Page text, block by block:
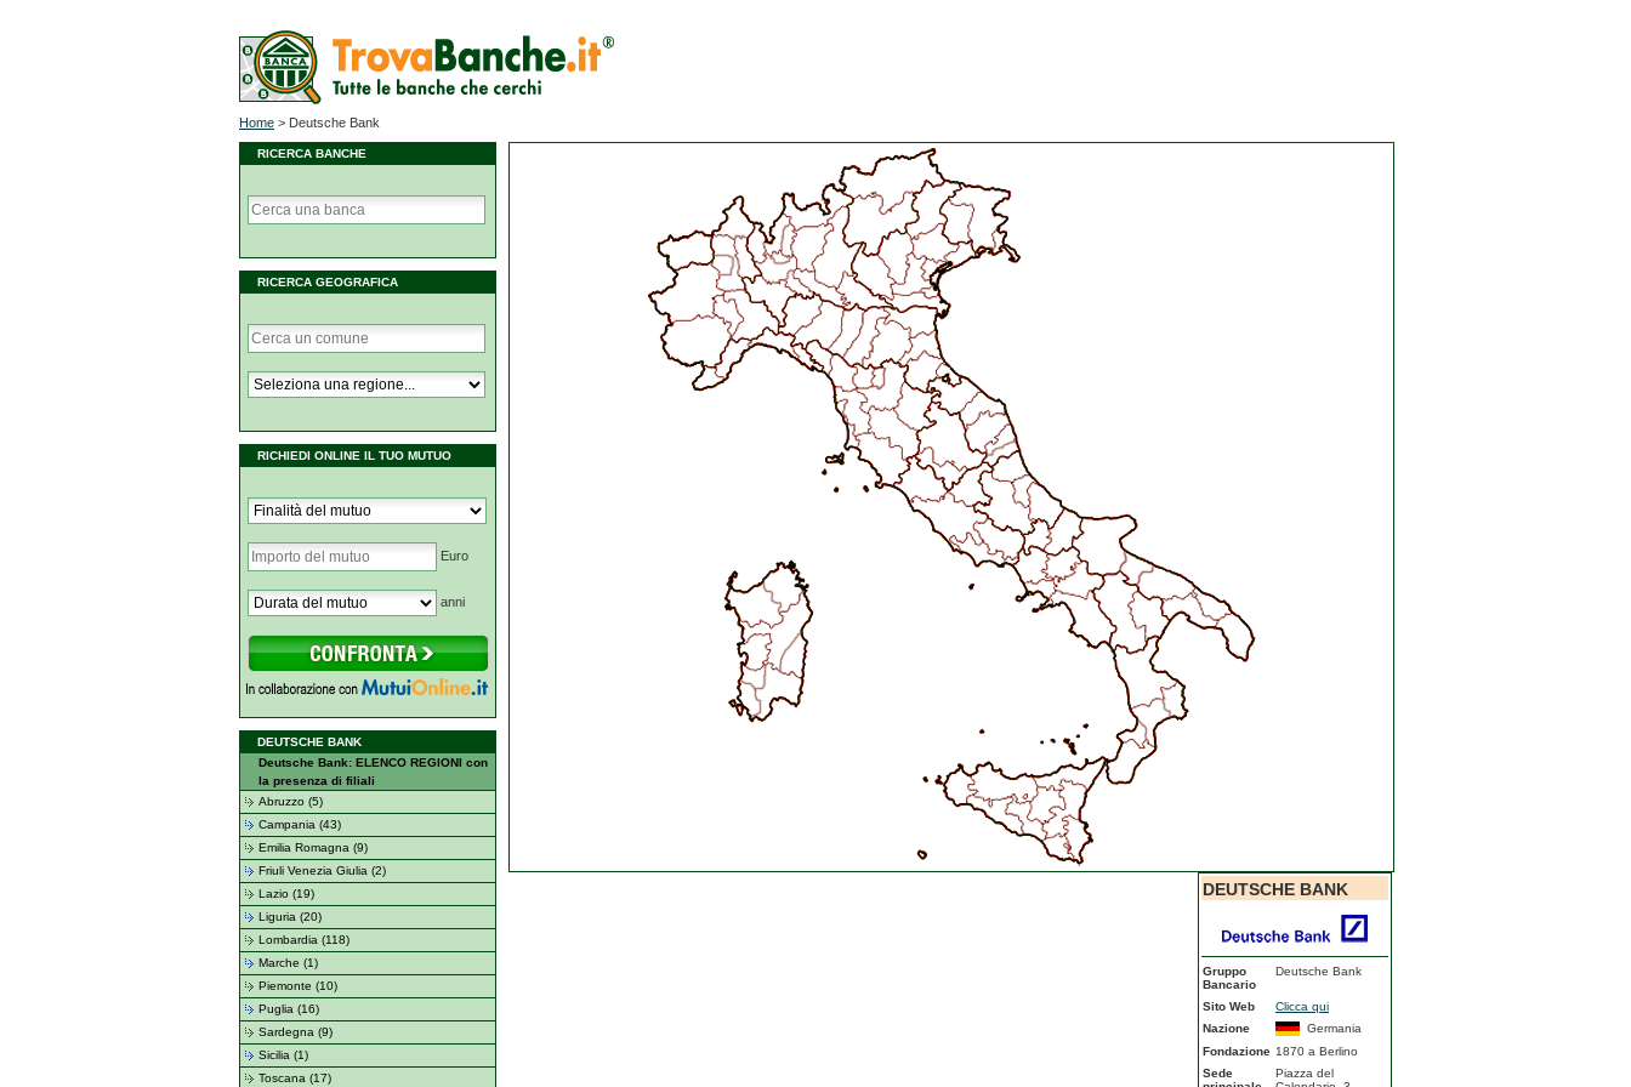
Home > Deutsche Bank
RICERCA BANCHE
RICERCA GEOGRAFICA
RICHIEDI ONLINE IL TUO MUTUO
Euro
anni
DEUTSCHE BANK
Deutsche Bank: ELENCO REGIONI con
la presenza di filiali
Abruzzo (5)
Campania (43)
Emilia Romagna (9)
Friuli Venezia Giulia (2)
Lazio (19)
Liguria (20)
Lombardia (118)
Marche (1)
Piemonte (10)
Puglia (16)
Sardegna (9)
Sicilia (1)
Toscana (17)
DEUTSCHE BANK
Gruppo
Bancario
Deutsche Bank
Sito Web
Clicca qui
Nazione
Germania
Fondazione 1870 a Berlino
Sede
Piazza del